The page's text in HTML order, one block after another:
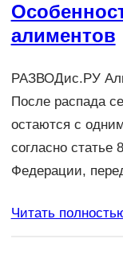
алиментов
РАЗВОДис.РУ
После распада
остаются с
согласно статье
Федерации,
Читать